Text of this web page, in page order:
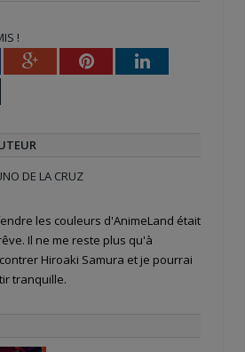
nouvelle
fenêtre)
!
Google+PinterestLinkedIn
DE LA CRUZ
les couleurs d'AnimeLand était
Il ne me reste plus qu'à
Hiroaki Samura et je pourrai
tranquille.